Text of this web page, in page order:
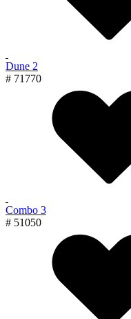
Dune 2
# 71770
Combo 3
# 51050